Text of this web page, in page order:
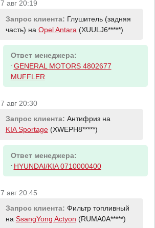
7 авг 20:19
Запрос клиента: Глушитель (задняя
часть) на Opel Antara (XUULJ6*****)
Ответ менеджера:
- GENERAL MOTORS 4802677
MUFFLER
7 авг 20:30
Запрос клиента: Антифриз на
KIA Sportage(XWEPH8*****)
Ответ менеджера:
- HYUNDAI/KIA 0710000400
7 авг 20:45
Запрос клиента: Фильтр топливный
на SsangYong Actyon (RUMA0A*****)